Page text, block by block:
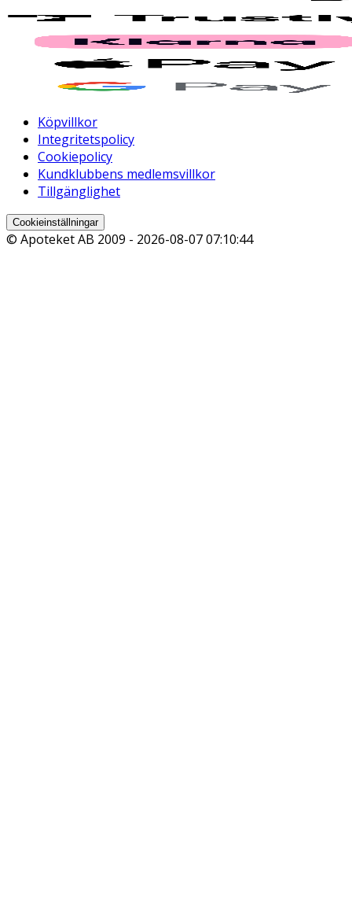
Köpvillkor
Integritetspolicy
Cookiepolicy
Kundklubbens medlemsvillkor
Tillgänglighet
Cookieinställningar
© Apoteket AB 2009 - 2026-08-07 07:10:44